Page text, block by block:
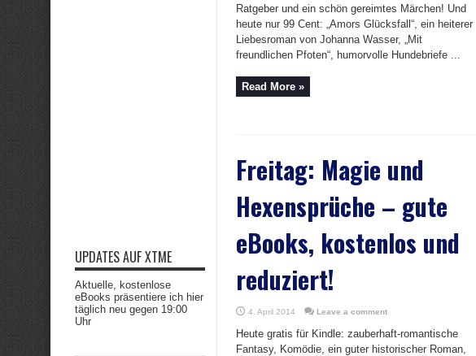
Ratgeber und ein schön gereimtes Märchen! Und
heute nur 99 Cent: „Amors Glücksfall“, ein heiterer
Liebesroman von Johanna Wasser, „Mit
freundlichen Pfoten“, humorvolle Hundebriefe ...
Read More »
Freitag: Magie und
Hexensprüche – gute
eBooks, kostenlos und
reduziert!
4. April 2014 Leave a comment
Heute gratis für Kindle: zauberhaft-romantische
Fantasy, Komödie, ein guter historischer Roman,
UPDATES AUF XTME
Aktuelle, kostenlose
eBooks präsentiere ich hier
täglich neu gegen 19:00
Uhr